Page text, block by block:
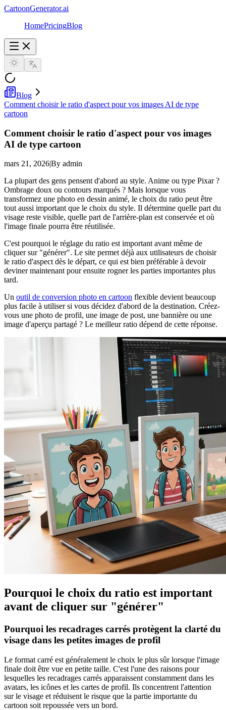
CartoonGenerator.ai
HomePricingBlog
Blog
Comment choisir le ratio d'aspect pour vos images AI de type
cartoon
Comment choisir le ratio d'aspect pour vos images
AI de type cartoon
mars 21, 2026|By admin
La plupart des gens pensent d'abord au style. Anime ou type Pixar ?
Ombrage doux ou contours marqués ? Mais lorsque vous
transformez une photo en dessin animé, le choix du ratio peut être
tout aussi important que le choix du style. Il détermine quelle part du
visage reste visible, quelle part de l'arrière-plan est conservée et où
l'image finale pourra être réutilisée.
C'est pourquoi le réglage du ratio est important avant même de
cliquer sur "générer". Le site permet déjà aux utilisateurs de choisir
le ratio d'aspect dès le départ, ce qui est bien préférable à devoir
deviner maintenant pour ensuite rogner les parties importantes plus
tard.
Un outil de conversion photo en cartoon flexible devient beaucoup
plus facile à utiliser si vous décidez d'abord de la destination. Créez-
vous une photo de profil, une image de post, une bannière ou une
image d'aperçu partagé ? Le meilleur ratio dépend de cette réponse.
Pourquoi le choix du ratio est important
avant de cliquer sur "générer"
Pourquoi les recadrages carrés protègent la clarté du
visage dans les petites images de profil
Le format carré est généralement le choix le plus sûr lorsque l'image
finale doit être vue en petite taille. C'est l'une des raisons pour
lesquelles les recadrages carrés apparaissent constamment dans les
avatars, les icônes et les cartes de profil. Ils concentrent l'attention
sur le visage et réduisent le risque que la partie importante du
cartoon soit repoussée vers un bord.